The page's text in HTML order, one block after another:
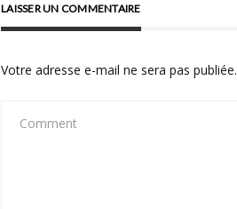
LAISSER UN COMMENTAIRE
Votre adresse e-mail ne sera pas publiée.